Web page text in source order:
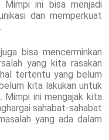
Mimpi ini bisa menjadi
dan memperkuat
bisa mencerminkan
yang kita rasakan
tertentu yang belum
kita lakukan untuk
Mimpi ini mengajak kita
sahabat-sahabat
yang ada dalam